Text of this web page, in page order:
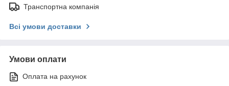
Транспортна компанія
Всі умови доставки
Умови оплати
Оплата на рахунок